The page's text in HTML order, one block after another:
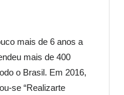
mais de 6 anos a
mais de 400
o Brasil. Em 2016,
se “Realizarte